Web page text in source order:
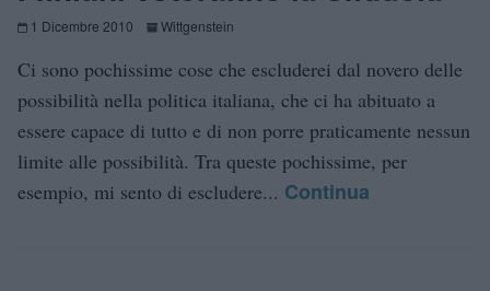
1 Dicembre 2010 Wittgenstein
Ci sono pochissime cose che escluderei dal novero delle
possibilità nella politica italiana, che ci ha abituato a
essere capace di tutto e di non porre praticamente nessun
limite alle possibilità. Tra queste pochissime, per
esempio, mi sento di escludere... Continua